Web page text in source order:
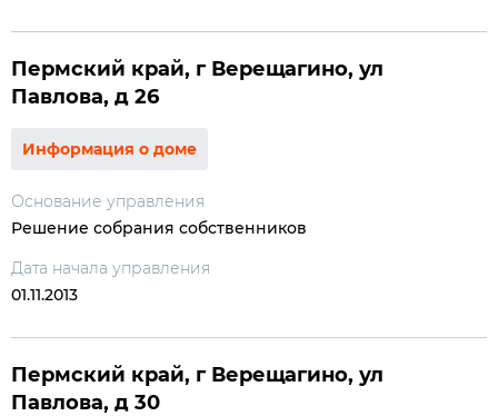
Пермский край, г Верещагино, ул
Павлова, д 26
Информация о доме
Основание управления
Решение собрания собственников
Дата начала управления
01.11.2013
Пермский край, г Верещагино, ул
Павлова, д 30